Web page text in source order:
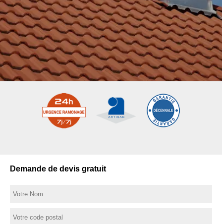
Demande de devis gratuit